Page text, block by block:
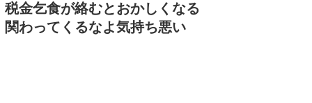
税金乞食が絡むとおかしくなる
関わってくるなよ気持ち悪い